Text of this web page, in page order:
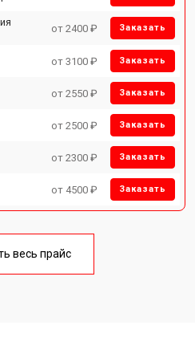
от 2400 ₽ Заказать
от 3100 ₽ Заказать
от 2550 ₽ Заказать
от 2500 ₽ Заказать
от 2300 ₽ Заказать
от 4500 ₽ Заказать
весь прайс